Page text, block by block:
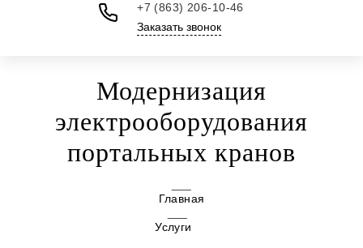
+7 (863) 206-10-46
Заказать звонок
Модернизация
электрооборудования
портальных кранов
Главная
Услуги